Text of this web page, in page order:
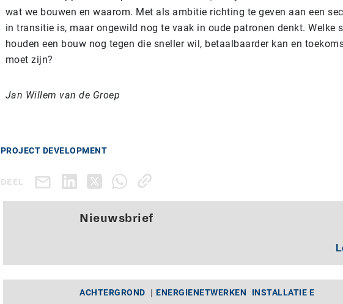
wat we bouwen en waarom. Met als ambitie richting te geven aan een
in transitie is, maar ongewild nog te vaak in oude patronen denkt. Welke
houden een bouw nog tegen die sneller wil, betaalbaarder kan en
moet zijn?
Jan Willem van de Groep
PROJECT DEVELOPMENT
DEEL
Nieuwsbrief
ACHTERGROND ENERGIENETWERKEN INSTALLATIE E